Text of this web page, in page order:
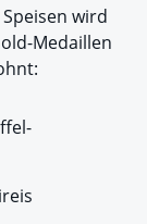
wird
Medaillen